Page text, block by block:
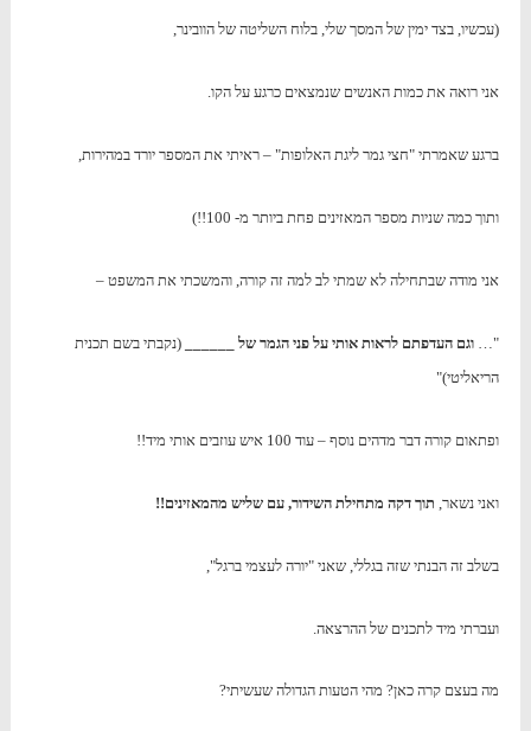
(עכשיו, בצד ימין של המסך שלי, בלוח השליטה של הוובינר,
אני רואה את כמות האנשים שנמצאים כרגע על הקו.
ברגע שאמרתי "חצי גמר ליגת האלופות" – ראיתי את המספר יורד במהירות,
ותוך כמה שניות מספר המאזינים פחת ביותר מ- 100!!)
אני מודה שבתחילה לא שמתי לב למה זה קורה, והמשכתי את המשפט –
"…וגם העדפתם לראות אותי על פני הגמר של ______
(נקבתי בשם תכנית
הריאליטי)"
ופתאום קורה דבר מדהים נוסף – עוד 100 איש עוזבים אותי מיד!!
ואני נשאר, תוך דקה מתחילת השידור, עם שליש מהמאזינים!!
בשלב זה הבנתי שזה בגללי, שאני "יורה לעצמי ברגל",
ועברתי מיד לתכנים של ההרצאה.
מה בעצם קרה כאן? מהי הטעות הגדולה שעשיתי?